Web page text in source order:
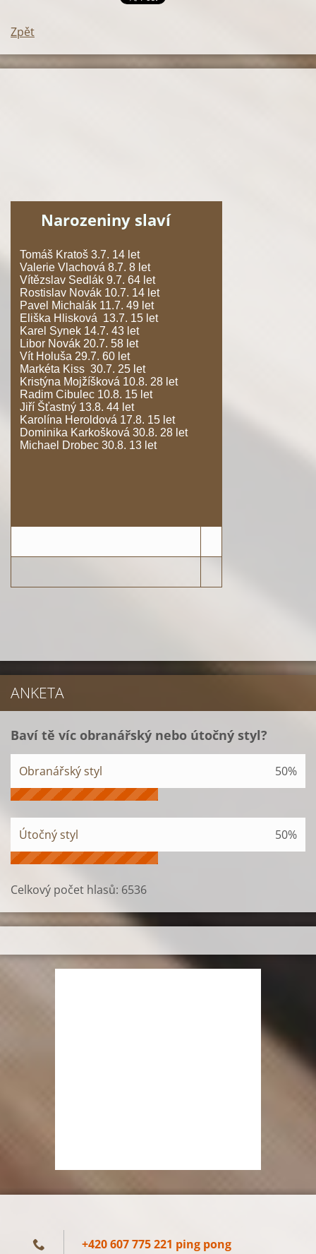
Zpět
Narozeniny slaví
Tomáš Kratoš 3.7. 14 let
Valerie Vlachová 8.7. 8 let
Vítězslav Sedlák 9.7. 64 let
Rostislav Novák 10.7. 14 let
Pavel Michalák 11.7. 49 let
Eliška Hlisková 13.7. 15 let
Karel Synek 14.7. 43 let
Libor Novák 20.7. 58 let
Vít Holuša 29.7. 60 let
Markéta Kiss 30.7. 25 let
Kristýna Mojžíšková 10.8. 28 let
Radim Cibulec 10.8. 15 let
Jiří Šťastný 13.8. 44 let
Karolína Heroldová 17.8. 15 let
Dominika Karkošková 30.8. 28 let
Michael Drobec 30.8. 13 let
ANKETA
Baví tě víc obranářský nebo útočný styl?
Obranářský styl 50%
Útočný styl 50%
Celkový počet hlasů: 6536
+420 607 775 221 ping pong